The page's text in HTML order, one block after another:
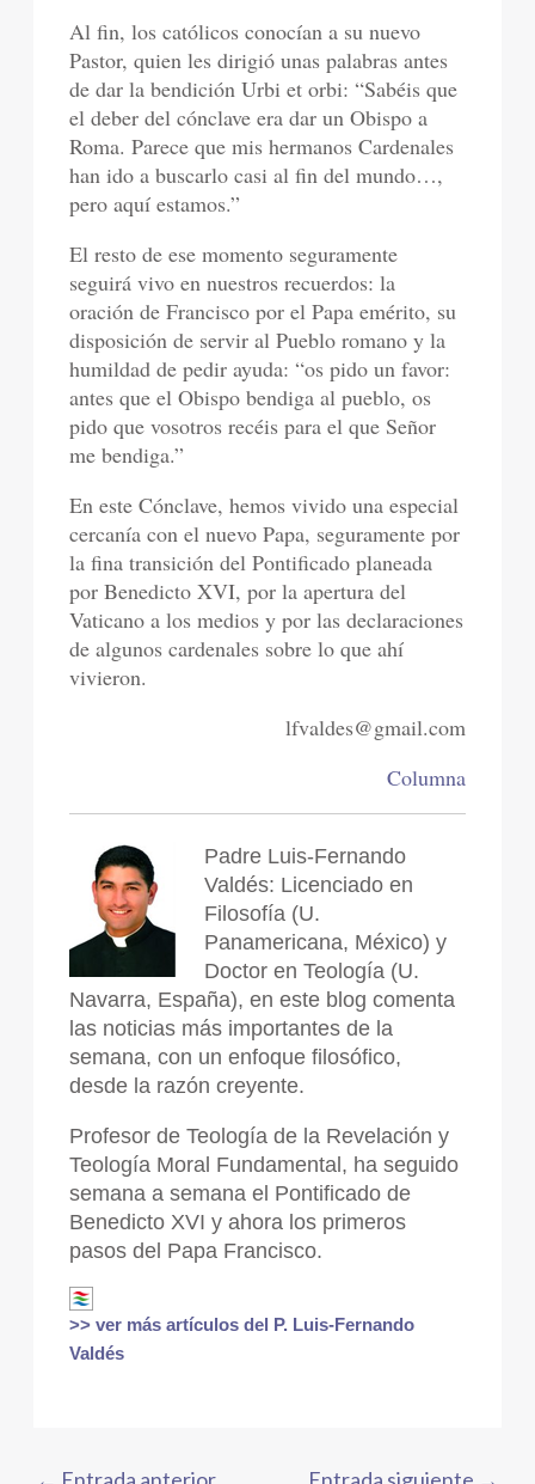
Al fin, los católicos conocían a su nuevo
Pastor, quien les dirigió unas palabras antes
de dar la bendición Urbi et orbi: “Sabéis que
el deber del cónclave era dar un Obispo a
Roma. Parece que mis hermanos Cardenales
han ido a buscarlo casi al fin del mundo…,
pero aquí estamos.”
El resto de ese momento seguramente
seguirá vivo en nuestros recuerdos: la
oración de Francisco por el Papa emérito, su
disposición de servir al Pueblo romano y la
humildad de pedir ayuda: “os pido un favor:
antes que el Obispo bendiga al pueblo, os
pido que vosotros recéis para el que Señor
me bendiga.”
En este Cónclave, hemos vivido una especial
cercanía con el nuevo Papa, seguramente por
la fina transición del Pontificado planeada
por Benedicto XVI, por la apertura del
Vaticano a los medios y por las declaraciones
de algunos cardenales sobre lo que ahí
vivieron.
lfvaldes@gmail.com
Columna
Padre Luis-Fernando
Valdés: Licenciado en
Filosofía (U.
Panamericana, México) y
Doctor en Teología (U.
Navarra, España), en este blog comenta
las noticias más importantes de la
semana, con un enfoque filosófico,
desde la razón creyente.
Profesor de Teología de la Revelación y
Teología Moral Fundamental, ha seguido
semana a semana el Pontificado de
Benedicto XVI y ahora los primeros
pasos del Papa Francisco.
>> ver más artículos del P. Luis-Fernando
Valdés